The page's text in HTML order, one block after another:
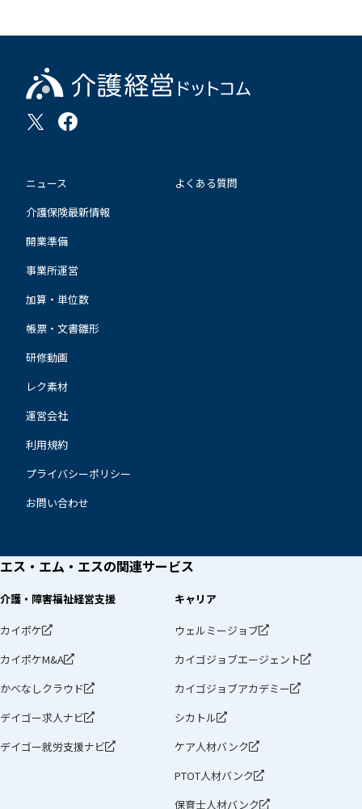
ニュース
介護保険最新情報
開業準備
事業所運営
加算・単位数
帳票・文書雛形
研修動画
レク素材
よくある質問
運営会社
利用規約
プライバシーポリシー
お問い合わせ
エス・エム・エスの関連サービス
介護・障害福祉経営支援
カイポケ
カイポケM&A
かべなしクラウド
デイゴー求人ナビ
デイゴー就労支援ナビ
キャリア
ウェルミージョブ
カイゴジョブエージェント
カイゴジョブアカデミー
シカトル
ケア人材バンク
PTOT人材バンク
保育士人材バンク